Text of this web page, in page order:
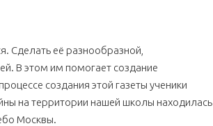
Сделать её разнообразной,
В этом им помогает создание
создания этой газеты ученики
на территории нашей школы находилась
Москвы.